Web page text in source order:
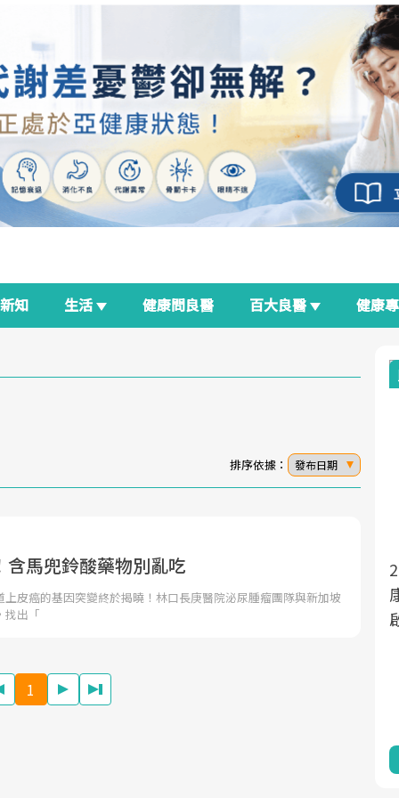
新知 生活 健康問良醫 百大良醫 健康
排序依據： 發布日期
含馬兜鈴酸藥物別亂吃
上皮癌的基因突變終於揭曉！林口長庚醫院泌尿腫瘤團隊與新加坡
找出「
1
面對超高齡社會的浪潮，台灣正在快速邁
向「健康照護」的新時代。隨著國家政策
心議題。然而，健檢不只是醫療院所的服
務，更是民眾了解自身健康狀況、啟動健
良醫生活祭
2025年，就到良醫生活祭體驗「一站式健
康新生活」，從講座、體驗到運動，全面